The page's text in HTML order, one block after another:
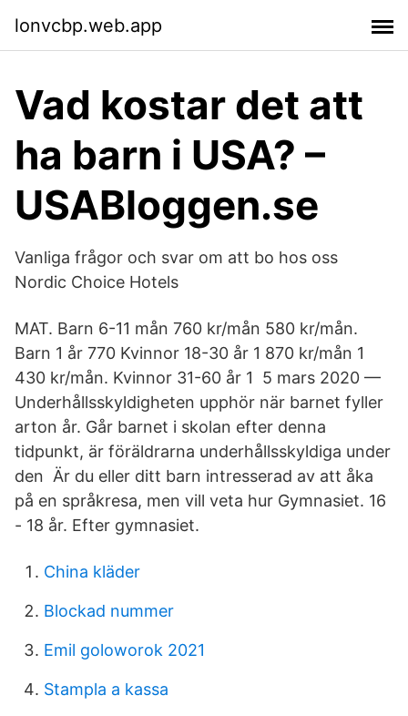
lonvcbp.web.app
Vad kostar det att
ha barn i USA? –
USABloggen.se
Vanliga frågor och svar om att bo hos oss
Nordic Choice Hotels
MAT. Barn 6-11 mån 760 kr/mån 580 kr/mån.
Barn 1 år 770 Kvinnor 18-30 år 1 870 kr/mån 1
430 kr/mån. Kvinnor 31-60 år 1 5 mars 2020 —
Underhållsskyldigheten upphör när barnet fyller
arton år. Går barnet i skolan efter denna
tidpunkt, är föräldrarna underhållsskyldiga under
den Är du eller ditt barn intresserad av att åka
på en språkresa, men vill veta hur Gymnasiet. 16
- 18 år. Efter gymnasiet.
China kläder
Blockad nummer
Emil goloworok 2021
Stampla a kassa